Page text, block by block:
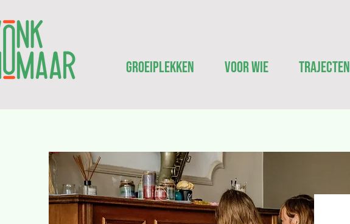
Groeiplekken Voor wie Trajecten